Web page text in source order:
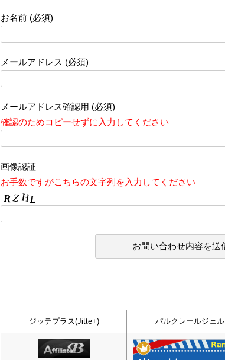
お名前 (必須)
メールアドレス (必須)
メールアドレス確認用 (必須)
確認のためコピーせずに入力してください
画像認証
お手数ですがこちらの文字列を入力してください
ジッテプラス(Jitte+) パルクレールジェル